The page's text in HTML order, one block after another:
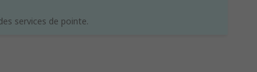
services de pointe.